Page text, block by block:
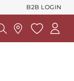
B2B LOGIN